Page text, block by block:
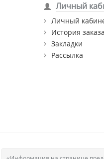
Личный
Личный
История заказа
Закладки
Рассылка